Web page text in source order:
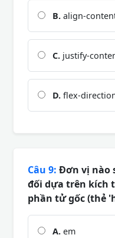
B. align-
C. justify-
D. flex-
Câu 9: Đơn vị nào
đối dựa trên kích
phần tử gốc (thẻ
A. em